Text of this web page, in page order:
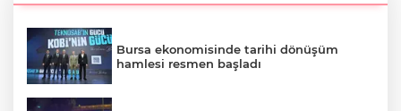
Bursa ekonomisinde tarihi dönüşüm
hamlesi resmen başladı